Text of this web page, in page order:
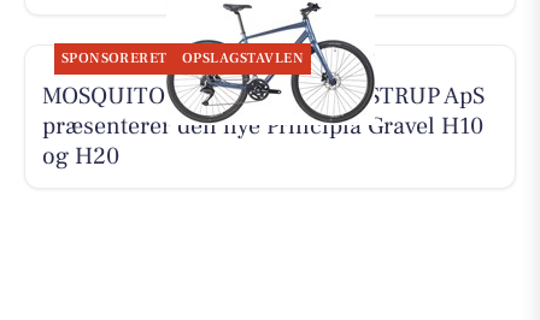
SPONSORERET OPSLAGSTAVLEN
MOSQUITO CYKELCENTER LYSTRUP ApS
præsenterer den nye Principia Gravel H10
og H20